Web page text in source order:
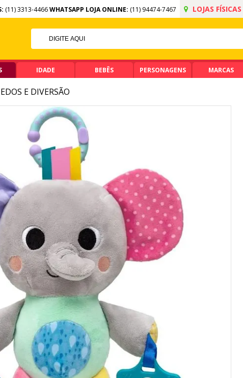
(11) 3313-4466WHATSAPP LOJA ONLINE: (11) 94474-7467 LOJAS FÍSICAS
OFF NO PIX
ACIMA DE R$ 99,90
IDADE BEBÊS PERSONAGENS MARCAS
E DIVERSÃO